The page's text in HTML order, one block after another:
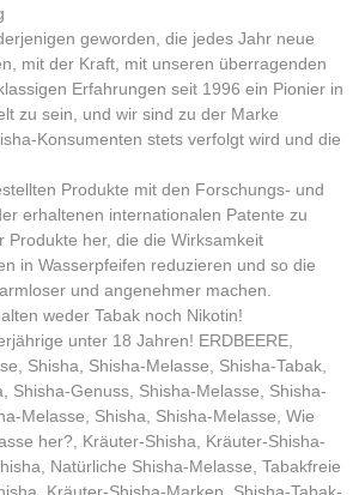
geworden, die jedes Jahr neue
mit der Kraft, mit unseren überragenden
Erfahrungen seit 1996 ein Pionier in
zu sein, und wir sind zu der Marke
Konsumenten stets verfolgt wird und die
Produkte mit den Forschungs- und
erhaltenen internationalen Patente zu
Produkte her, die die Wirksamkeit
in Wasserpfeifen reduzieren und so die
und angenehmer machen.
weder Tabak noch Nikotin!
unter 18 Jahren! ERDBEERE,
Shisha, Shisha-Melasse, Shisha-Tabak,
Shisha-Genuss, Shisha-Melasse, Shisha-
Melasse, Shisha, Shisha-Melasse, Wie
her?, Kräuter-Shisha, Kräuter-Shisha-
Natürliche Shisha-Melasse, Tabakfreie